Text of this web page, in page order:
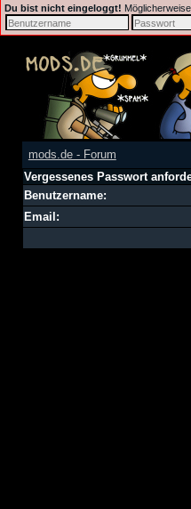
Du bist nicht eingeloggt!
mods.de - Forum
Vergessenes Passwort
Benutzername:
Email: